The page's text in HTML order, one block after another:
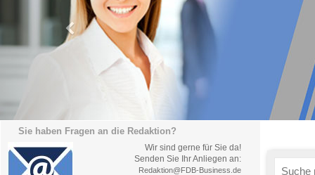
Sie haben Fragen an die Redaktion?
Wir sind gerne für Sie da!
Senden Sie Ihr Anliegen an:
Redaktion@FDB-Business.de